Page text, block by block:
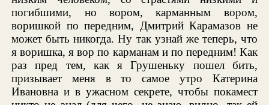
погибшими, но вором, карманным вором,
воришкой по передним, Дмитрий Карамазов не
может быть никогда. Ну так узнай же теперь, что
я воришка, я вор по карманам и по передним! Как
раз пред тем, как я Грушеньку пошел бить,
призывает меня в то самое утро Катерина
Ивановна и в ужасном секрете, чтобы покамест